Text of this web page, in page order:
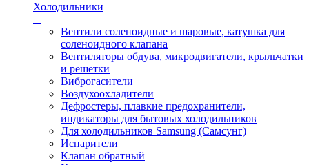
Холодильники
+
Вентили соленоидные и шаровые, катушка для
соленоидного клапана
Вентиляторы обдува, микродвигатели, крыльчатки
и решетки
Виброгасители
Воздухоохладители
Дефростеры, плавкие предохранители,
индикаторы для бытовых холодильников
Для холодильников Samsung (Самсунг)
Испарители
Клапан обратный